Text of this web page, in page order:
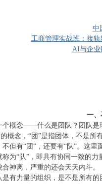
中
工商管理实战班：接
AI与企业
一、
个概念——什么是团队？团队是
概念，“团”是指团体，不是
但有“团”，还要有“队”。这
为“队”，即具有协同一致的
神离，严重的还会天天内斗。
有力量的组织，是不是所有